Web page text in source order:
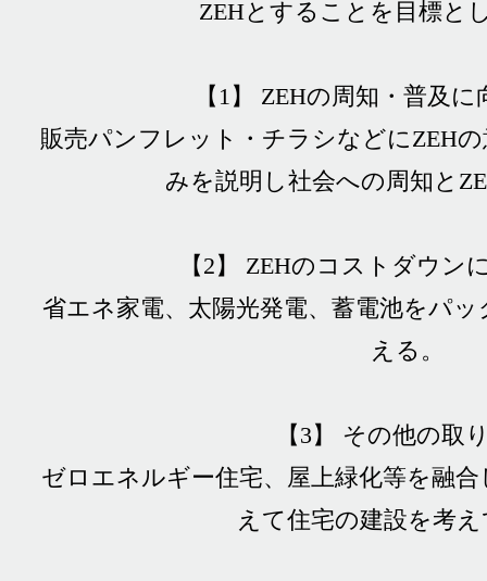
ZEHとすることを目標と
【1】 ZEHの周知・普及
販売パンフレット・チラシなどにZEH
みを説明し社会への周知と
【2】 ZEHのコストダウン
省エネ家電、太陽光発電、蓄電池をパ
える。
【3】 その他の取
ゼロエネルギー住宅、屋上緑化等を融
えて住宅の建設を考